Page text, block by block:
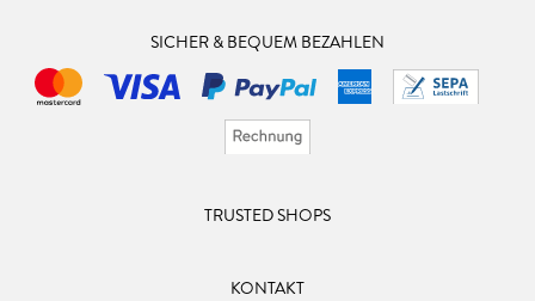
SICHER & BEQUEM BEZAHLEN
TRUSTED SHOPS
KONTAKT